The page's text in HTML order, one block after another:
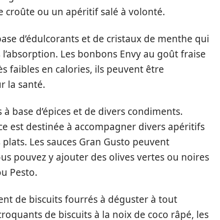
croûte ou un apéritif salé à volonté.
d’édulcorants et de cristaux de menthe qui
Les bonbons Envy au goût fraise
faibles en calories, ils peuvent être
la santé.
base d’épices et de divers condiments.
est destinée à accompagner divers apéritifs
Les sauces Gran Gusto peuvent
pouvez y ajouter des olives vertes ou noires
Pesto.
de biscuits fourrés à déguster à tout
de biscuits à la noix de coco râpé, les